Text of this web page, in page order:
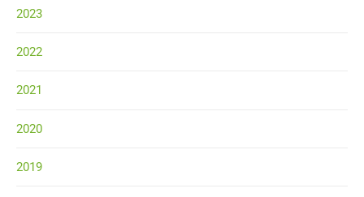
2023
2022
2021
2020
2019